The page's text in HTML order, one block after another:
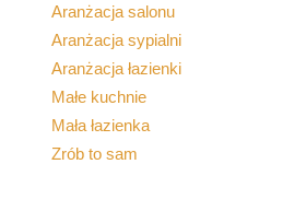
Aranżacja salonu
Aranżacja sypialni
Aranżacja łazienki
Małe kuchnie
Mała łazienka
Zrób to sam